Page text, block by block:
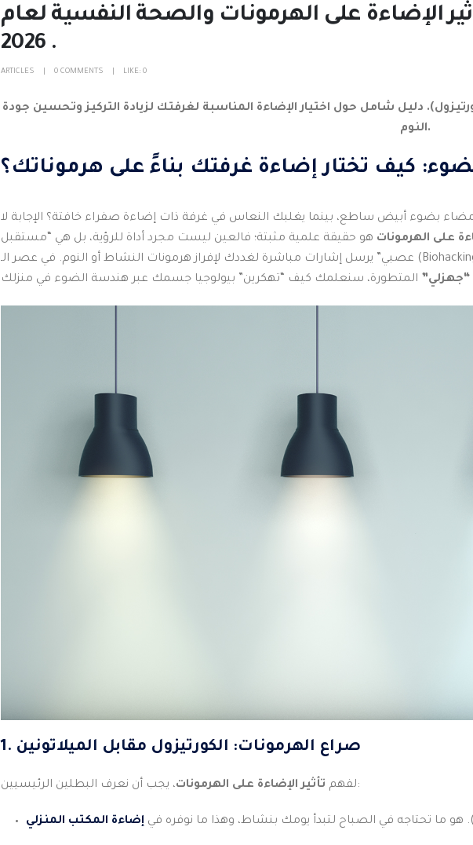
الإضاءة على الهرمونات والصحة النفسية لعام
2026 .
ARTICLES 0 COMMENTS LIKE: 0
دليل شامل حول اختيار الإضاءة المناسبة لغرفتك لزيادة التركيز وتحسين جودة
النوم.
كيف تختار إضاءة غرفتك بناءً على هرموناتك؟
بضوء أبيض ساطع، بينما يغلبك النعاس في غرفة ذات إضاءة صفراء خافتة؟ الإجابة لا
على الهرمونات هو حقيقة علمية مثبتة؛ فالعين ليست مجرد أداة للرؤية، بل هي “مستقبل
عصبي” يرسل إشارات مباشرة لغددك لإفراز هرمونات النشاط أو النوم. في عصر الـ (Biohacking)، أصبح التحكم في الضوء هو المفتاح السري لزيادة الإنتاجية وعلاج
“جهزلي”
1. صراع الهرمونات: الكورتيزول مقابل الميلاتونين
لفهم تأثير الإضاءة على الهرمونات ، يجب أن نعرف البطلين الرئيسيين:
هو ما تحتاجه في الصباح لتبدأ يومك بنشاط، وهذا ما نوفره في إضاءة المكتب المنزلي